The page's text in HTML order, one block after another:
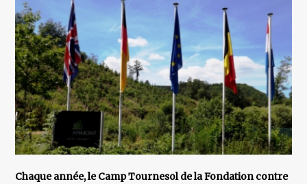
Chaque année, le Camp Tournesol de la Fondation contre